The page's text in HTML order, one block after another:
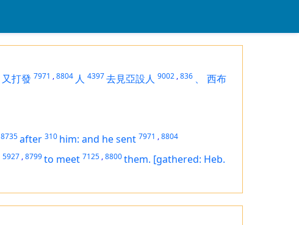
又打發 7971 ,8804 人 4397去見亞設人 9002 ,836 、
西布
8735after 310 him: and he sent 7971 ,8804
5927 ,8799to meet 7125 ,8800them. [gathered: Heb.